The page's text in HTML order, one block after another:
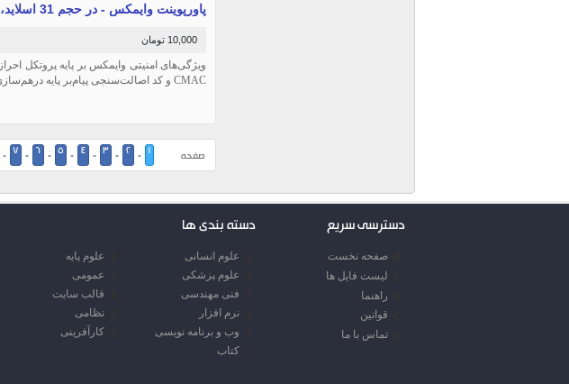
پاورپوینت وایمکس - در حجم 31 اسلاید، فرمت فایل pptx
10,000 تومان
CMAC و کد اصالت‌سنجی پیام‌بر پایه درهم‌سازی بناشده‌اند.
صفحه 1
-
2
-
3
-
4
-
5
-
6
-
7
-
دسترسی سریع
صفحه نخست
لیست فایل ها
راهنما
قوانین
تماس با ما
دسته بندی ها
علوم انسانی
علوم پایه
علوم پزشکی
عمومی
فنی مهندسی
قالب سایت
نرم افزار
نظامی
وب و برنامه نویسی
کارآفرینی
کتاب